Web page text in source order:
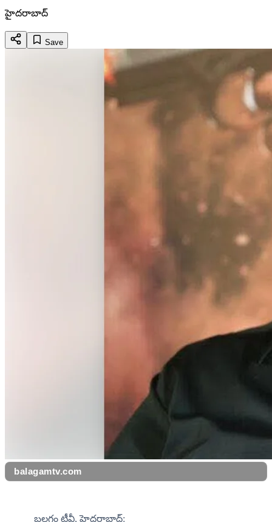
హైదరాబాద్
Save
balagamtv.com
బలగం టీవీ, హైదరాబాద్: